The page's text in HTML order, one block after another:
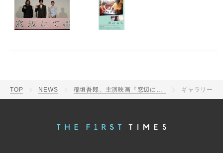
TOP NEWS ギャラリー